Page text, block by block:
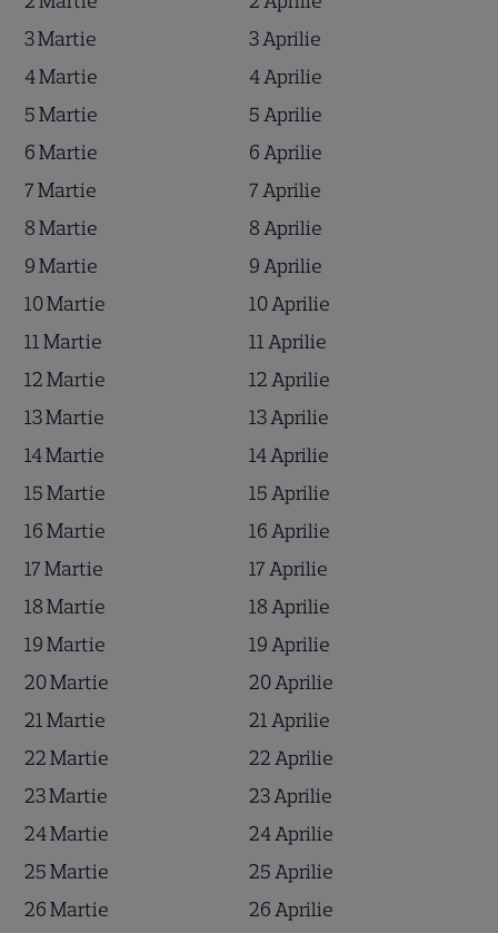
3 Martie
4 Martie
5 Martie
6 Martie
7 Martie
8 Martie
9 Martie
10 Martie
11 Martie
12 Martie
13 Martie
14 Martie
15 Martie
16 Martie
17 Martie
18 Martie
19 Martie
20 Martie
21 Martie
22 Martie
23 Martie
24 Martie
25 Martie
26 Martie
3 Aprilie
4 Aprilie
5 Aprilie
6 Aprilie
7 Aprilie
8 Aprilie
9 Aprilie
10 Aprilie
11 Aprilie
12 Aprilie
13 Aprilie
14 Aprilie
15 Aprilie
16 Aprilie
17 Aprilie
18 Aprilie
19 Aprilie
20 Aprilie
21 Aprilie
22 Aprilie
23 Aprilie
24 Aprilie
25 Aprilie
26 Aprilie